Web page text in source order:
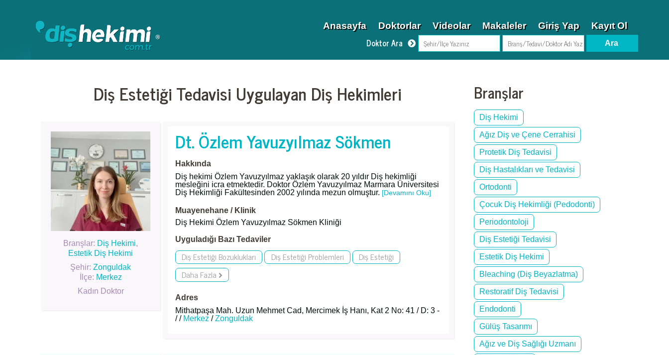
Anasayfa Doktorlar Videolar Makaleler Giriş Yap Kayıt Ol
Doktor Ara
Diş Estetiği Tedavisi Uygulayan Diş Hekimleri
Branşlar: Diş Hekimi,
Estetik Diş Hekimi
Şehir: Zonguldak
İlçe: Merkez
Kadın Doktor
Dt. Özlem Yavuzyılmaz Sökmen
Hakkında
Diş hekimi Özlem Yavuzyılmaz yaklaşık olarak 20 yıldır Diş hekimliği
mesleğini icra etmektedir. Doktor Özlem Yavuzyılmaz Marmara Üniversitesi
Diş Hekimliği Fakültesinden 2002 yılında mezun olmuştur. [Devamını Oku]
Muayenehane / Klinik
Diş Hekimi Özlem Yavuzyılmaz Sökmen Kliniği
Uyguladığı Bazı Tedaviler
Diş Estetiği Bozuklukları Diş Estetiği Problemleri
Diş Estetiği
Daha Fazla
Adres
Mithatpaşa Mah. Uzun Mehmet Cad, Mercimek İş Hanı, Kat 2 No: 41 / D: 3 -
/ / Merkez /Zonguldak
Branşlar
Diş Hekimi
Ağız Diş ve Çene Cerrahisi
Protetik Diş Tedavisi
Diş Hastalıkları ve Tedavisi
Ortodonti
Çocuk Diş Hekimliği (Pedodonti)
Periodontoloji
Diş Estetiği Tedavisi
Estetik Diş Hekimi
Bleaching (Diş Beyazlatma)
Restoratif Diş Tedavisi
Endodonti
Gülüş Tasarımı
Ağız ve Diş Sağlığı Uzmanı